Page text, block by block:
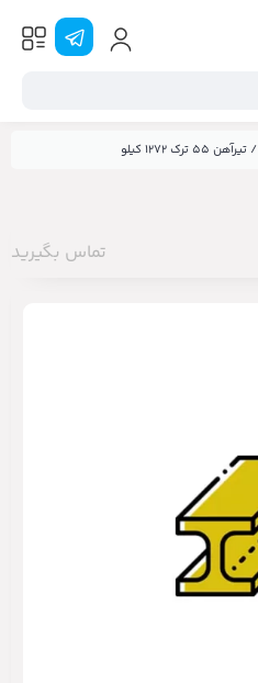
/ تیرآهن ۵۵ ترک ۱۲۷۲ کیلو
تماس بگیرید